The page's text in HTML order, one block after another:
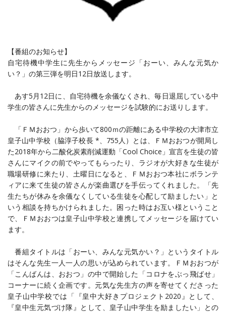
【番組のお知らせ】
自宅待機中学生に先生からメッセージ「おーい、みんな元気か
い？」の第三弾を明日12日放送します。
あす5月12日に、自宅待機を余儀なくされ、毎日退屈している中
学生の皆さんに先生からのメッセージを試験的にお送りします。
「ＦＭおおつ」から歩いて800ｍの距離にある中学校の大津市立
皇子山中学校（脇淳子校長 *、755人）とは、ＦＭおおつが開局し
た2018年から二酸化炭素削減運動「Cool Choice」宣言を生徒の皆
さんにマイクの前でやってもらったり、ラジオが大好きな生徒が
職場研修に来たり、土曜日になると、ＦＭおおつ本社にボランテ
ィアに来て生徒の皆さんが楽曲選びを手伝ってくれました。「先
生たちが休みを余儀なくしている生徒を心配して励ましたい」と
いう相談を持ちかけられました。困った時はお互い様ということ
で、ＦＭおおつは皇子山中学校と連携してメッセージを届けてい
ます。
番組タイトルは「おーい、みんな元気かい？」というタイトル
はそんな先生一人一人の思いが込められています。
ＦＭおおつが
「こんばんは、おおつ」の中で開始した「コロナをぶっ飛ばせ」
コーナーに続く企画です。元気な先生方の声を寄せてくださった
皇子山中学校では「『皇中大好きプロジェクト2020』として、
『皇中生元気づけ隊』として、皇子山中学生を励ましたい」との